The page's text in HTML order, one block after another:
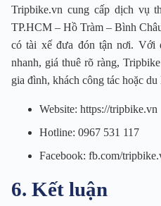
Tripbike.vn cung cấp dịch vụ
TP.HCM – Hồ Tràm – Bình
có tài xế đưa đón tận nơi.
nhanh, giá thuê rõ ràng,
gia đình, khách công tác hoặc
Website: https://tripbike.vn
Hotline: 0967 531 117
Facebook: fb.com/
6. Kết luận